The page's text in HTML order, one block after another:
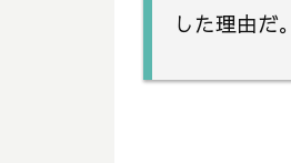
した理由だ。